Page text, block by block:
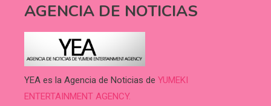
AGENCIA DE NOTICIAS
YEA es la Agencia de Noticias de YUMEKI
ENTERTAINMENT AGENCY.